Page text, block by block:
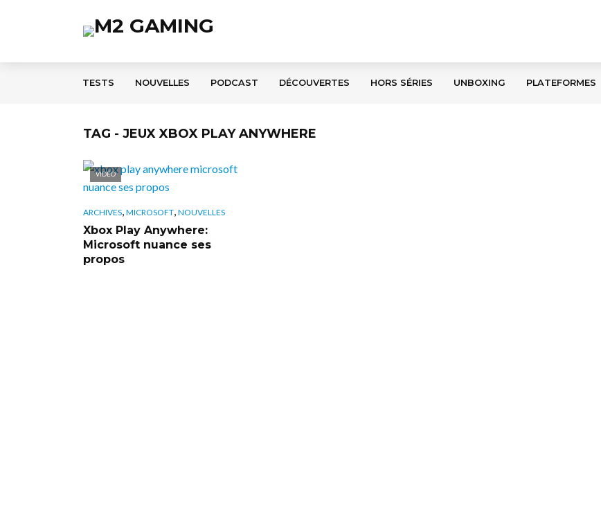
TESTS NOUVELLES PODCAST DÉCOUVERTES HORS SÉRIES UNBOXING PLATEFORMES
TAG - JEUX XBOX PLAY ANYWHERE
VIDÉO
ARCHIVES, MICROSOFT, NOUVELLES
Xbox Play Anywhere:
Microsoft nuance ses
propos